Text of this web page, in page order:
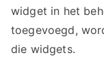
widget in het
toegevoegd,
die widgets.